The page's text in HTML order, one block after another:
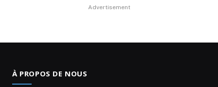
Advertisement
À PROPOS DE NOUS